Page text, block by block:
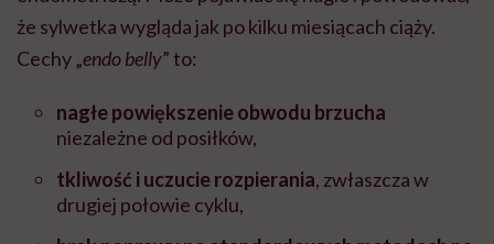
że sylwetka wygląda jak po kilku miesiącach ciąży.
Cechy „endo belly” to:
nagłe powiększenie obwodu brzucha
niezależne od posiłków,
tkliwość i uczucie rozpierania, zwłaszcza w
drugiej połowie cyklu,